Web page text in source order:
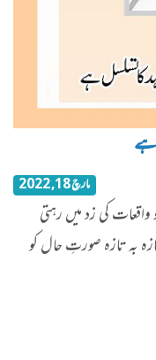
ہے
مارچ 18, 2022
کی زد میں رہتی
بہ تازہ صورتِ حال کو